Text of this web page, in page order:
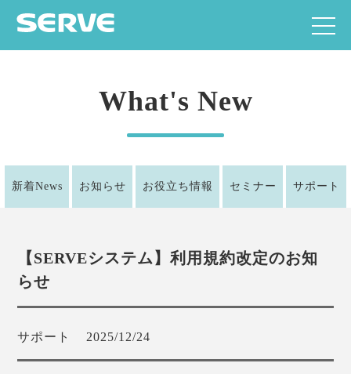
What's New
新着News お知らせ お役立ち情報 セミナー サポート
【SERVEシステム】利用規約改定のお知
らせ
サポート 2025/12/24